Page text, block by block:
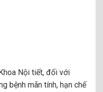
Nội tiết, đối với
bệnh mãn tính, hạn chế